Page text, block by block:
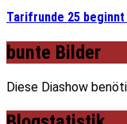
Tarifrunde 25 beginnt
bunte Bilder
Diese Diashow